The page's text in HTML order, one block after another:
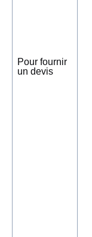
Pour fournir
un devis